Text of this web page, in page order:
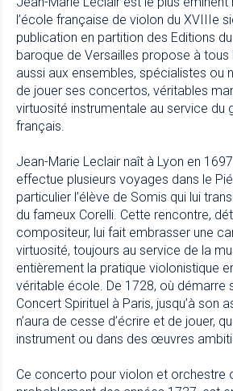
l’école française de violon du XVIIIe
publication en partition des Editions
baroque de Versailles propose à tous
aussi aux ensembles, spécialistes ou
de jouer ses concertos, véritables
virtuosité instrumentale au service du
français.
Jean-Marie Leclair naît à Lyon en
effectue plusieurs voyages dans le
particulier l’élève de Somis qui lui
du fameux Corelli. Cette rencontre,
compositeur, lui fait embrasser une
virtuosité, toujours au service de la
entièrement la pratique violonistique
véritable école. De 1728, où démarre
Concert Spirituel à Paris, jusqu’à son
n’aura de cesse d’écrire et de jouer,
instrument ou dans des œuvres
Ce concerto pour violon et orchestre